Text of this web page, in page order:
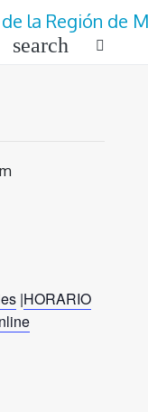
search
|HORARIO